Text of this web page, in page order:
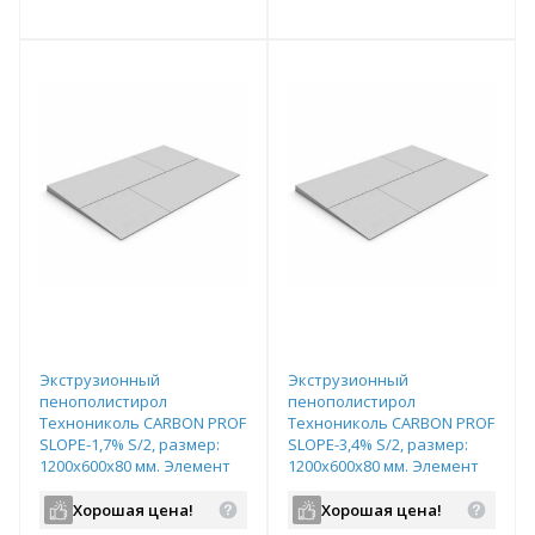
Экструзионный
пенополистирол
Технониколь CARBON PROF
SLOPE-1,7% S/2, размер:
1200х600х80 мм. Элемент
Хорошая цена!
Экструзионный
пенополистирол
Технониколь CARBON PROF
SLOPE-3,4% S/2, размер:
1200х600х80 мм. Элемент
Хорошая цена!